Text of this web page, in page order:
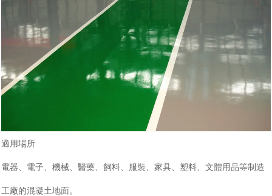
水性聚氨酯路面
彩色瀝青改色路面
透水混凝土路面
透水膠粘石路面
夜光彩色路面
適用場所
電器、電子、機械、醫藥、飼料、服裝、家具、塑料、文體用品等制造
工廠的混凝土地面。